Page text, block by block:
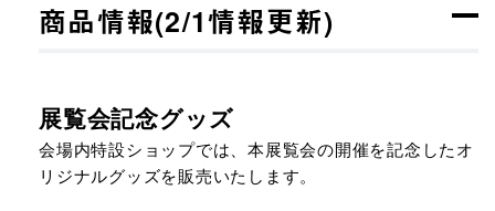
商品情報(2/1情報更新)
展覧会記念グッズ
会場内特設ショップでは、本展覧会の開催を記念したオ
リジナルグッズを販売いたします。